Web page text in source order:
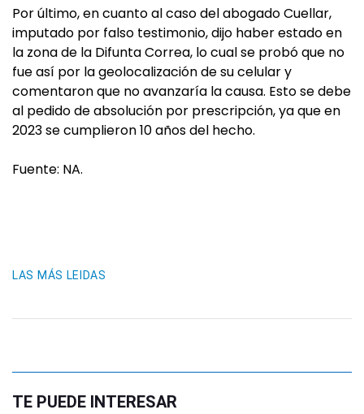
Por último, en cuanto al caso del abogado Cuellar,
imputado por falso testimonio, dijo haber estado en
la zona de la Difunta Correa, lo cual se probó que no
fue así por la geolocalización de su celular y
comentaron que no avanzaría la causa. Esto se debe
al pedido de absolución por prescripción, ya que en
2023 se cumplieron 10 años del hecho.
Fuente: NA.
LAS MÁS LEIDAS
TE PUEDE INTERESAR